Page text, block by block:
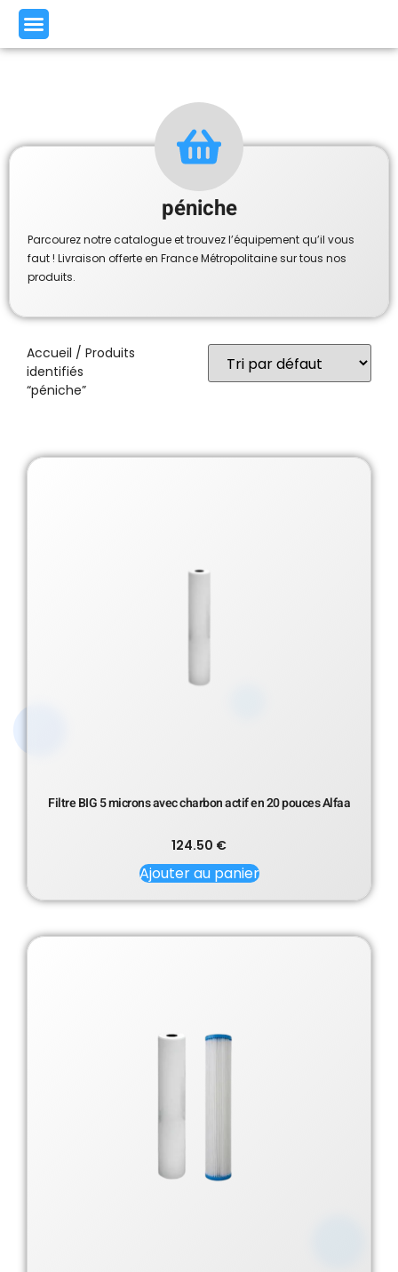
péniche
Parcourez notre catalogue et trouvez l’équipement qu’il vous
faut ! Livraison offerte en France Métropolitaine sur tous nos
produits.
Accueil / Produits
identifiés
“péniche”
Filtre BIG 5 microns avec charbon actif en 20 pouces Alfaa
124.50 €
Ajouter au panier